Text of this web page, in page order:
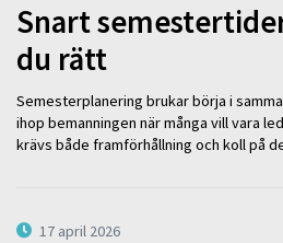
Snart
du rätt
Semesterplanering brukar börja i
ihop bemanningen när många vill vara
krävs både framförhållning och koll på
17 april 2026